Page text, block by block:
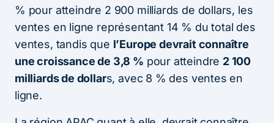
% pour atteindre 2 900 milliards de dollars, les
ventes en ligne représentant 14 % du total des
ventes, tandis que l’Europe devrait connaître
une croissance de 3,8 % pour atteindre 2 100
milliards de dollars, avec 8 % des ventes en
ligne.